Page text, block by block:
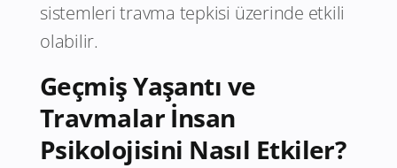
sistemleri travma tepkisi üzerinde etkili
olabilir.
Geçmiş Yaşantı ve
Travmalar İnsan
Psikolojisini Nasıl Etkiler?